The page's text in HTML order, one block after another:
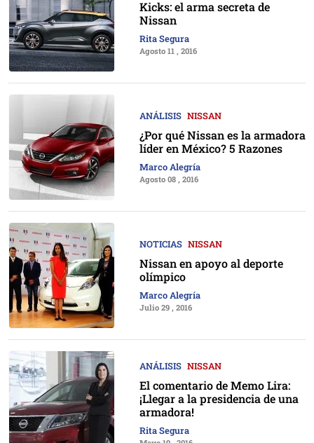
Kicks: el arma secreta de
Nissan
Rita Segura
Agosto 11 , 2016
ANÁLISIS NISSAN
¿Por qué Nissan es la armadora
líder en México? 5 Razones
Marco Alegría
Agosto 08 , 2016
NOTICIAS NISSAN
Nissan en apoyo al deporte
olímpico
Marco Alegría
Julio 29 , 2016
ANÁLISIS NISSAN
El comentario de Memo Lira:
¡Llegar a la presidencia de una
armadora!
Rita Segura